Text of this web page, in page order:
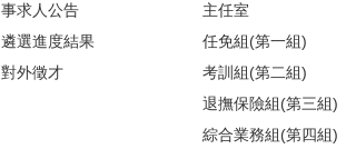
事求人公告
遴選進度結果
對外徵才
主任室
任免組(第一組)
考訓組(第二組)
退撫保險組(第三組)
綜合業務組(第四組)